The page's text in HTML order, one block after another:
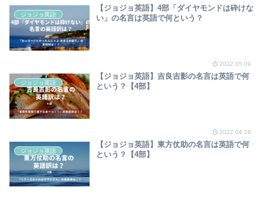
ジョジョ英語
【ジョジョ英語】4部「ダイヤモンドは砕けな
い」の名言は英語で何という？
2022.05.09
ジョジョ英語
【ジョジョ英語】吉良吉影の名言は英語で何
という？【4部】
2022.04.28
ジョジョ英語
【ジョジョ英語】東方仗助の名言は英語で何
という？【4部】